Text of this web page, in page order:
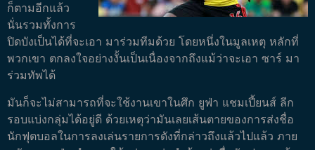
ก็ตามอีกแล้ว
นั่นรวมทั้งการ
ปิดบังเป็นได้ที่จะเอา มาร่วมทีมด้วย โดยหนึ่งในมูลเหตุ หลักที่
พวกเขา ตกลงใจอย่างงั้นเป็นเนื่องจากถึงแม้ว่าจะเอา ซาร์ มา
ร่วมทัพได้
มันก็จะไม่สามารถที่จะใช้งานเขาในศึก ยูฟ่า แชมเปี้ยนส์ ลีก
รอบแบ่งกลุ่มได้อยู่ดี ด้วยเหตุว่ามันเลยเส้นตายของการส่งชื่อ
นักฟุตบอลในการลงเล่นรายการดังที่กล่าวถึงแล้วไปแล้ว ภาย